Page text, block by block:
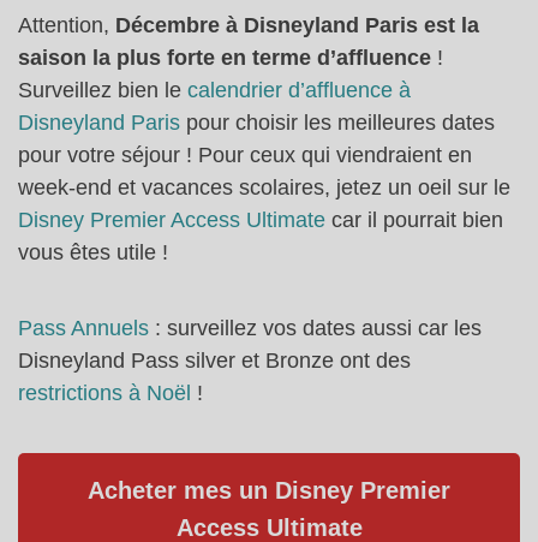
Attention, Décembre à Disneyland Paris est la
saison la plus forte en terme d’affluence !
Surveillez bien le calendrier d’affluence à
Disneyland Paris pour choisir les meilleures dates
pour votre séjour ! Pour ceux qui viendraient en
week-end et vacances scolaires, jetez un oeil sur le
Disney Premier Access Ultimate car il pourrait bien
vous êtes utile !
Pass Annuels : surveillez vos dates aussi car les
Disneyland Pass silver et Bronze ont des
restrictions à Noël !
Acheter mes un Disney Premier
Access Ultimate